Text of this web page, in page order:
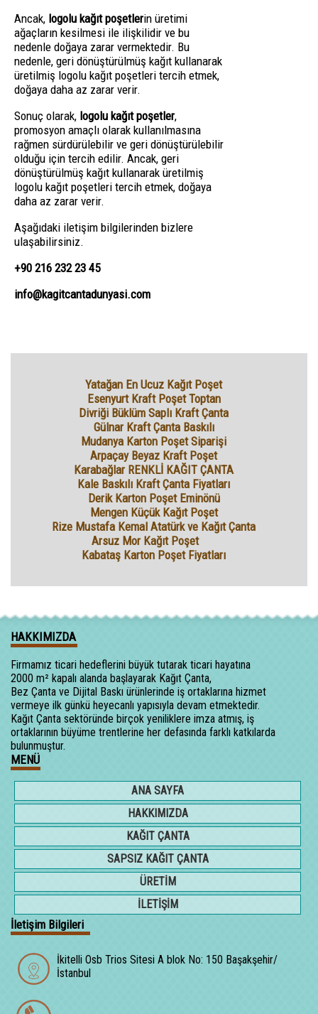
Ancak, logolu kağıt poşetlerin üretimi
ağaçların kesilmesi ile ilişkilidir ve bu
nedenle doğaya zarar vermektedir. Bu
nedenle, geri dönüştürülmüş kağıt kullanarak
üretilmiş logolu kağıt poşetleri tercih etmek,
doğaya daha az zarar verir.
Sonuç olarak, logolu kağıt poşetler,
promosyon amaçlı olarak kullanılmasına
rağmen sürdürülebilir ve geri dönüştürülebilir
olduğu için tercih edilir. Ancak, geri
dönüştürülmüş kağıt kullanarak üretilmiş
logolu kağıt poşetleri tercih etmek, doğaya
daha az zarar verir.
Aşağıdaki iletişim bilgilerinden bizlere
ulaşabilirsiniz.
+90 216 232 23 45
info@kagitcantadunyasi.com
Yatağan En Ucuz Kağıt Poşet
Esenyurt Kraft Poşet Toptan
Divriği Büklüm Saplı Kraft Çanta
Gülnar Kraft Çanta Baskılı
Mudanya Karton Poşet Siparişi
Arpaçay Beyaz Kraft Poşet
Karabağlar RENKLİ KAĞIT ÇANTA
Kale Baskılı Kraft Çanta Fiyatları
Derik Karton Poşet Eminönü
Mengen Küçük Kağıt Poşet
Rize Mustafa Kemal Atatürk ve Kağıt Çanta
Arsuz Mor Kağıt Poşet
Kabataş Karton Poşet Fiyatları
HAKKIMIZDA
Firmamız ticari hedeflerini büyük tutarak ticari hayatına
2000 m² kapalı alanda başlayarak Kağıt Çanta,
Bez Çanta ve Dijital Baskı ürünlerinde iş ortaklarına hizmet
vermeye ilk günkü heyecanlı yapısıyla devam etmektedir.
Kağıt Çanta sektöründe birçok yeniliklere imza atmış, iş
ortaklarının büyüme trentlerine her defasında farklı katkılarda
bulunmuştur.
MENÜ
ANA SAYFA
HAKKIMIZDA
KAĞIT ÇANTA
SAPSIZ KAĞIT ÇANTA
ÜRETİM
İLETİŞİM
İletişim Bilgileri
İkitelli Osb Trios Sitesi A blok No: 150 Başakşehir/
İstanbul